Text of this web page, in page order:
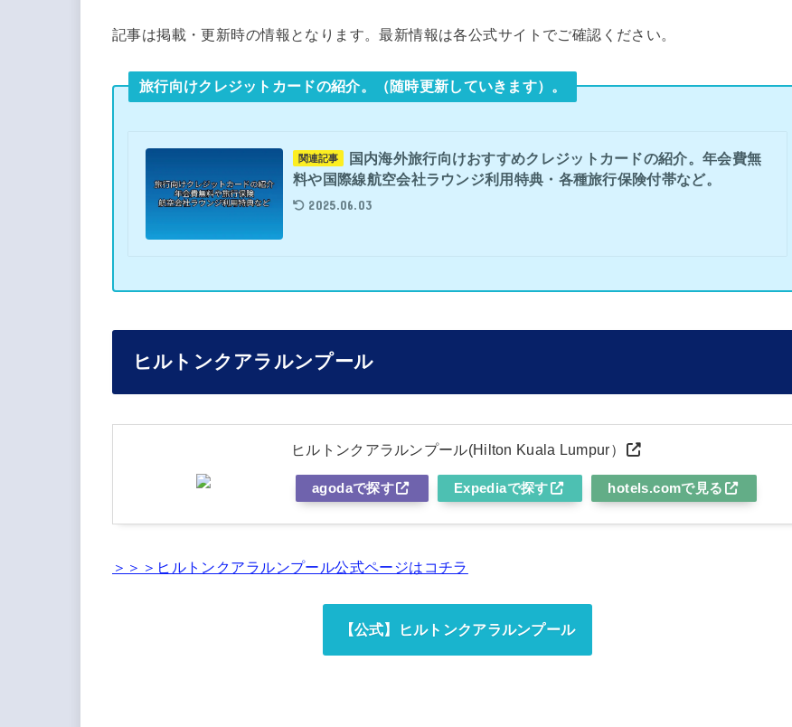
記事は掲載・更新時の情報となります。最新情報は各公式サイトでご確認ください。
旅行向けクレジットカードの紹介。（随時更新していきます）。
関連記事
国内海外旅行向けおすすめクレジットカードの紹介。年会費無
料や国際線航空会社ラウンジ利用特典・各種旅行保険付帯など。
2025.06.03
ヒルトンクアラルンプール
ヒルトンクアラルンプール(Hilton Kuala Lumpur）
agodaで探す Expediaで探す hotels.comで見る
＞＞＞ヒルトンクアラルンプール公式ページはコチラ
【公式】ヒルトンクアラルンプール